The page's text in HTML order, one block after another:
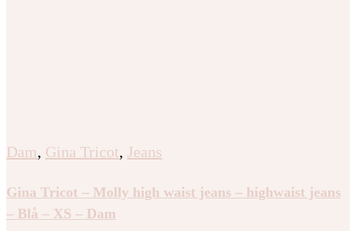
Dam, Gina Tricot, Jeans
Gina Tricot – Molly high waist jeans – highwaist jeans
– Blå – XS – Dam